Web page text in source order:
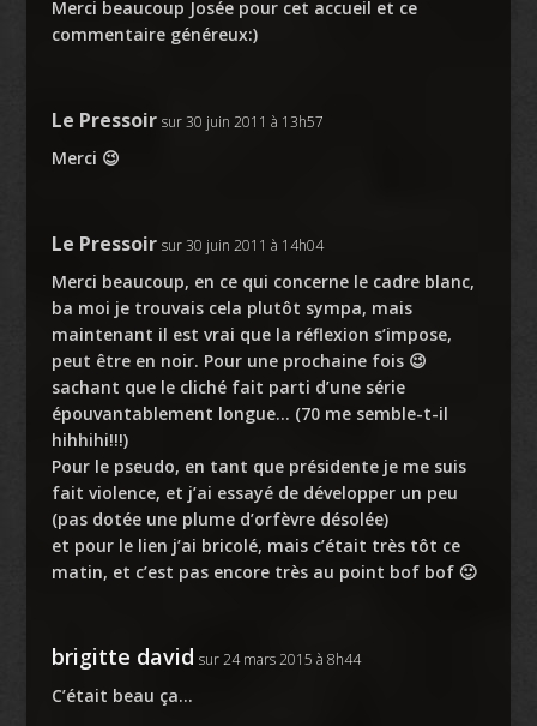
Merci beaucoup Josée pour cet accueil et ce
commentaire généreux:)
Le Pressoir sur 30 juin 2011 à 13h57
Merci 😉
Le Pressoir sur 30 juin 2011 à 14h04
Merci beaucoup, en ce qui concerne le cadre blanc,
ba moi je trouvais cela plutôt sympa, mais
maintenant il est vrai que la réflexion s’impose,
peut être en noir. Pour une prochaine fois 😉
sachant que le cliché fait parti d’une série
épouvantablement longue… (70 me semble-t-il
hihhihi!!!)
Pour le pseudo, en tant que présidente je me suis
fait violence, et j’ai essayé de développer un peu
(pas dotée une plume d’orfèvre désolée)
et pour le lien j’ai bricolé, mais c’était très tôt ce
matin, et c’est pas encore très au point bof bof 🙂
brigitte david sur 24 mars 2015 à 8h44
C’était beau ça…